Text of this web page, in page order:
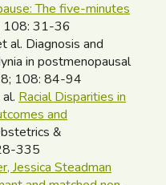
The five-minutes
108: 31-36
al. Diagnosis and
in postmenopausal
108: 84-94
Racial Disparities in
and
&
335
Jessica Steadman